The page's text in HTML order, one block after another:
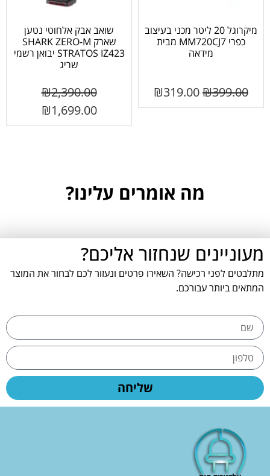
מיקרוגל 20 ליטר מכני בעיצוב
כפרי MM720CJ7 מבית
מידאה
₪399.00
₪319.00
שואב אבק אלחוטי נטען
שארק SHARK ZERO-M
STRATOS IZ423 יבואן רשמי
שריג
₪2,390.00
₪1,699.00
מה אומרים עלינו?
מעוניינים שנחזור אליכם?
מתלבטים לפני רכישה? השאירו פרטים ונעזור לכם לבחור את המוצר
המתאים ביותר עבורכם.
שליחה